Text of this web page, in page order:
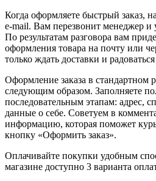
Когда оформляете быстрый
e-mail. Вам перезвонит менеджер и
По результатам разговора вам
оформления товара на почту или
только ждать доставки и
Оформление заказа в стандартном
следующим образом. Заполняете
последовательным этапам: адрес,
данные о себе. Советуем в
информацию, которая поможет
кнопку «Оформить заказ».
Оплачивайте покупки удобным
магазине доступно 3 варианта